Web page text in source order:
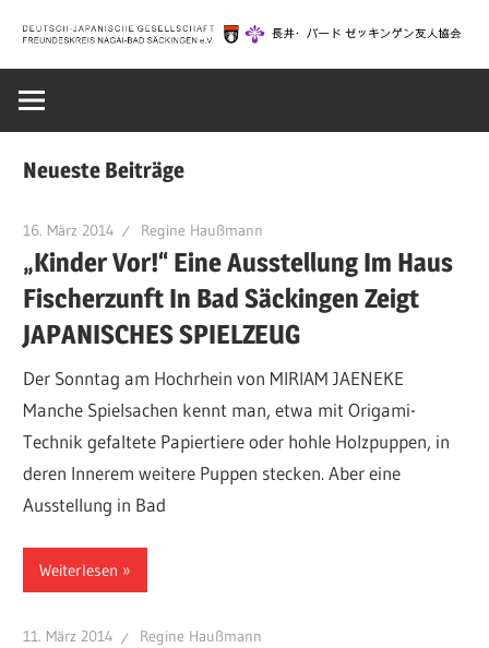
Inhalt
Deutsch-
Japanische
Gesellschaft
Bad
Säckingen
|
Freundeskreis
Neueste Beiträge
16. März 2014 Regine Haußmann
„Kinder Vor!“ Eine Ausstellung Im Haus
Fischerzunft In Bad Säckingen Zeigt
JAPANISCHES SPIELZEUG
Der Sonntag am Hochrhein von MIRIAM JAENEKE
Manche Spielsachen kennt man, etwa mit Origami-
Technik gefaltete Papiertiere oder hohle Holzpuppen, in
deren Innerem weitere Puppen stecken. Aber eine
Ausstellung in Bad
Weiterlesen
11. März 2014 Regine Haußmann